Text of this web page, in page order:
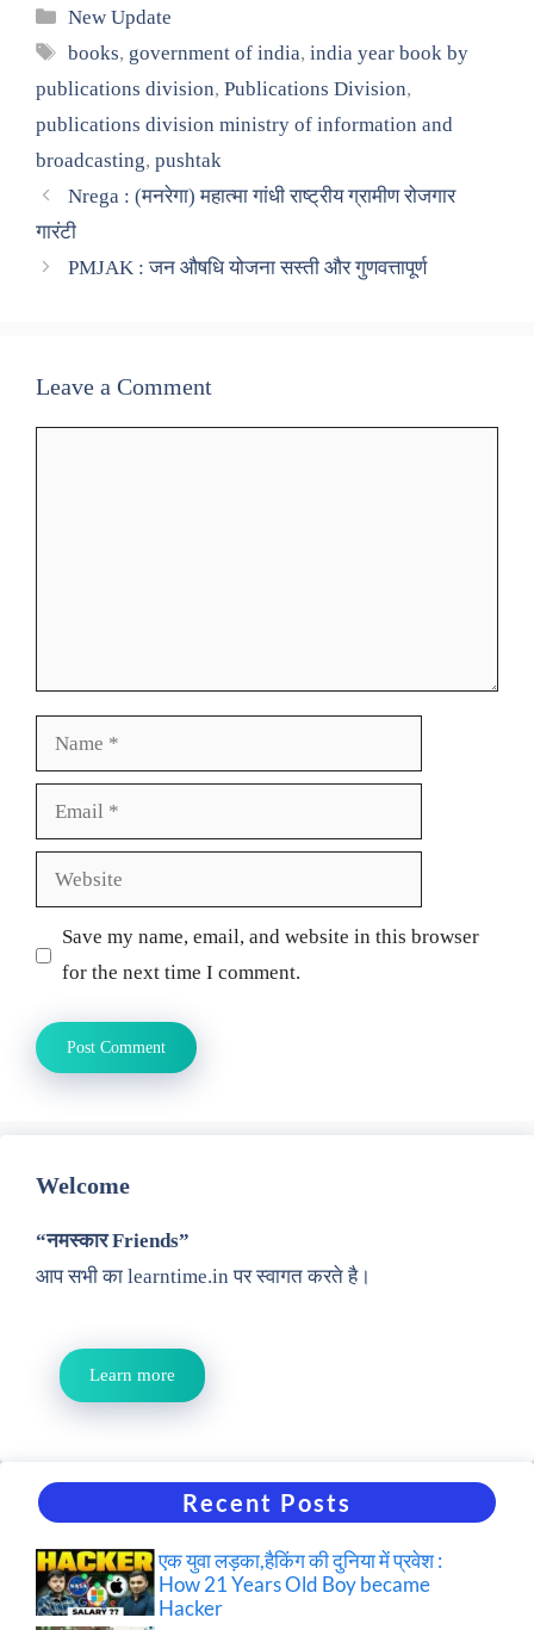
Categories
New Update
Tags
books, government of india,india year book by
publications division, Publications Division,
publications division ministry of information and
broadcasting, pushtak
Nrega : (मनरेगा) महात्मा गांधी राष्ट्रीय ग्रामीण रोजगार
गारंटी
PMJAK : जन औषधि योजना सस्ती और गुणवत्तापूर्ण
Leave a Comment
Name
Email
Website
Save my name, email, and website in this browser
for the next time I comment.
Welcome
“नमस्कार Friends”
आप सभी का learntime.in पर स्वागत करते है।
Learn more
Recent Posts
एक युवा लड़का,हैकिंग की दुनिया में प्रवेश :
How 21 Years Old Boy became
Hacker